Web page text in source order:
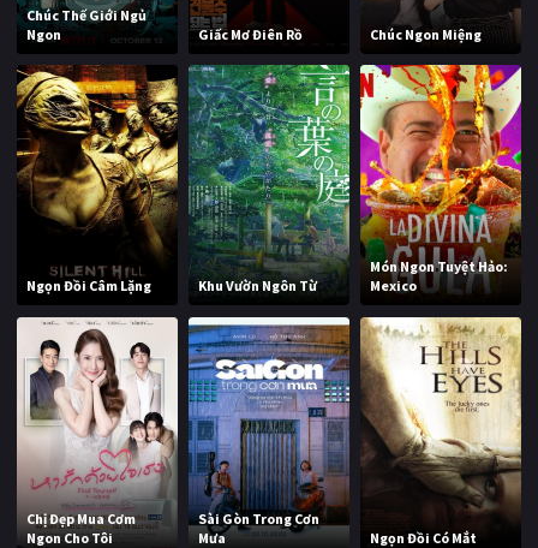
Chúc Thế Giới Ngủ
Ngon
Giấc Mơ Điên Rồ Chúc Ngon Miệng
Ngọn Đồi Câm Lặng Khu Vườn Ngôn Từ
Món Ngon Tuyệt Hảo:
Mexico
Chị Đẹp Mua Cơm
Ngon Cho Tôi
Sài Gòn Trong Cơn
Mưa
Ngọn Đồi Có Mắt